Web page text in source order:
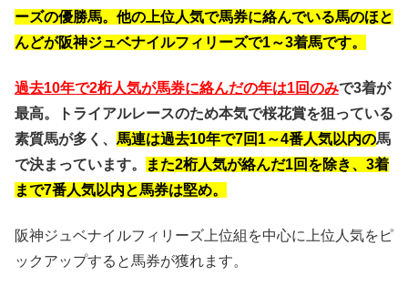
ーズの優勝馬。他の上位人気で馬券に絡んでいる馬のほと
んどが阪神ジュベナイルフィリーズで1～3着馬です。
過去10年で2桁人気が馬券に絡んだの年は1回のみで3着が
最高。トライアルレースのため本気で桜花賞を狙っている
素質馬が多く、 馬連は過去10年で7回1～4番人気以内の馬
で決まっています。
また2桁人気が絡んだ1回を除き、3着
まで7番人気以内と馬券は堅め。
阪神ジュベナイルフィリーズ上位組を中心に上位人気をピ
ックアップすると馬券が獲れます。